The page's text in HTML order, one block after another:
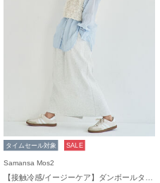
タイムセール対象 SALE
Samansa Mos2